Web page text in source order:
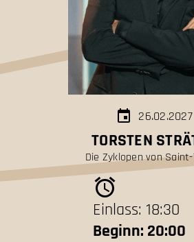
26.02.2027
TORSTEN
Die Zyklopen von
Einlass: 18:30
Beginn: 20:00